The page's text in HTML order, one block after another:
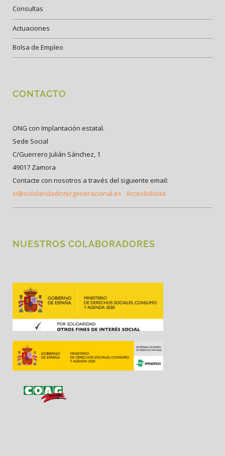
Consultas
Actuaciones
Bolsa de Empleo
CONTACTO
ONG con Implantación estatal.
Sede Social
C/Guerrero Julián Sánchez, 1
49017 Zamora
Contacte con nosotros a través del siguiente email:
si@solidaridadintergeneracional.es Accesibilidad
NUESTROS COLABORADORES